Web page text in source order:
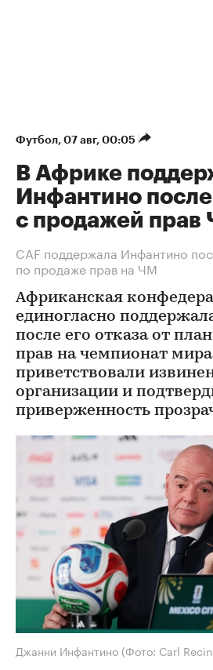
Футбол 07 авг, 00:05
В Африке
Инфантино
с продажей прав
СAF поддержала Инфантино
по продаже прав на ЧМ
Африканская
единогласно
после его отказа от
прав на чемпионат
приветствовали
организации и
приверженность
Джанни Инфантино (Фото: Carl